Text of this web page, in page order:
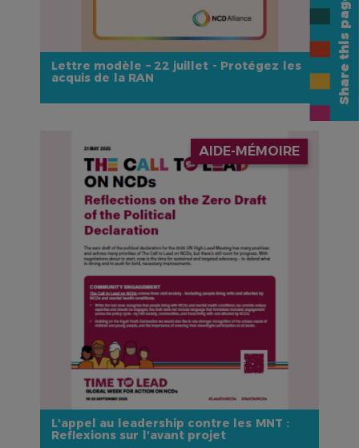
Lettre modèle – 22 juillet - Protégez les
acquis de la RAN
AIDE-MÉMOIRE
L'appel au leadership contre les MNT :
Reflexions sur l'avant projet
Share this page